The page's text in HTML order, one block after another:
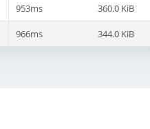
953ms 360.0 KiB
966ms 344.0 KiB